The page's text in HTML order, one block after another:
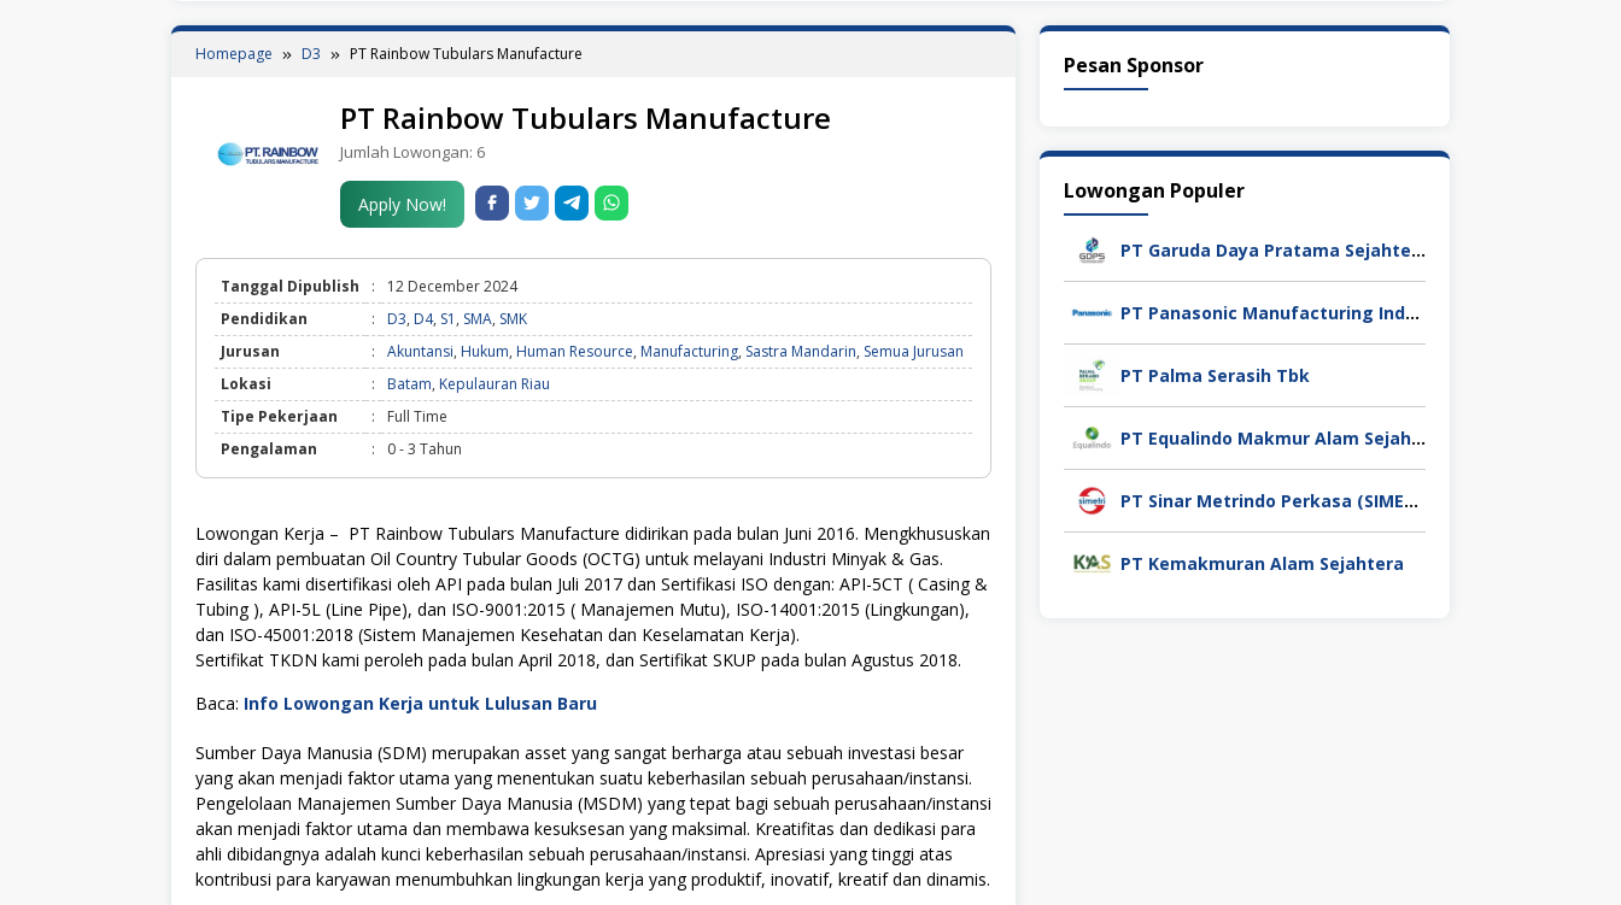
Homepage D3 PT Rainbow Tubulars Manufacture
PT Rainbow Tubulars Manufacture
Jumlah Lowongan: 6
Apply Now!
Tanggal Dipublish :
12 December 2024
Pendidikan
: D3, D4, S1 , SMA, SMK
Jurusan
: Akuntansi, Hukum, Human Resource, Manufacturing, Sastra Mandarin, Semua Jurusan
Lokasi
: Batam, Kepulauran Riau
Tipe Pekerjaan
:
Full Time
Pengalaman
: 0 - 3 Tahun
Lowongan Kerja – PT Rainbow Tubulars Manufacture didirikan pada bulan Juni 2016. Mengkhususkan
diri dalam pembuatan Oil Country Tubular Goods (OCTG) untuk melayani Industri Minyak & Gas.
Fasilitas kami disertifikasi oleh API pada bulan Juli 2017 dan Sertifikasi ISO dengan: API-5CT ( Casing &
Tubing ), API-5L (Line Pipe), dan ISO-9001:2015 ( Manajemen Mutu), ISO-14001:2015 (Lingkungan),
dan ISO-45001:2018 (Sistem Manajemen Kesehatan dan Keselamatan Kerja).
Sertifikat TKDN kami peroleh pada bulan April 2018, dan Sertifikat SKUP pada bulan Agustus 2018.
Baca: Info Lowongan Kerja untuk Lulusan Baru
Sumber Daya Manusia (SDM) merupakan asset yang sangat berharga atau sebuah investasi besar
yang akan menjadi faktor utama yang menentukan suatu keberhasilan sebuah perusahaan/instansi.
Pengelolaan Manajemen Sumber Daya Manusia (MSDM) yang tepat bagi sebuah perusahaan/instansi
akan menjadi faktor utama dan membawa kesuksesan yang maksimal. Kreatifitas dan dedikasi para
ahli dibidangnya adalah kunci keberhasilan sebuah perusahaan/instansi. Apresiasi yang tinggi atas
kontribusi para karyawan menumbuhkan lingkungan kerja yang produktif, inovatif, kreatif dan dinamis.
Pesan Sponsor
Lowongan Populer
PT Garuda Daya Pratama Sejahtera
PT Panasonic Manufacturing Indonesia
PT Palma Serasih Tbk
PT Equalindo Makmur Alam Sejahtera (Equalindo Group)
PT Sinar Metrindo Perkasa (SIMETRI)
PT Kemakmuran Alam Sejahtera